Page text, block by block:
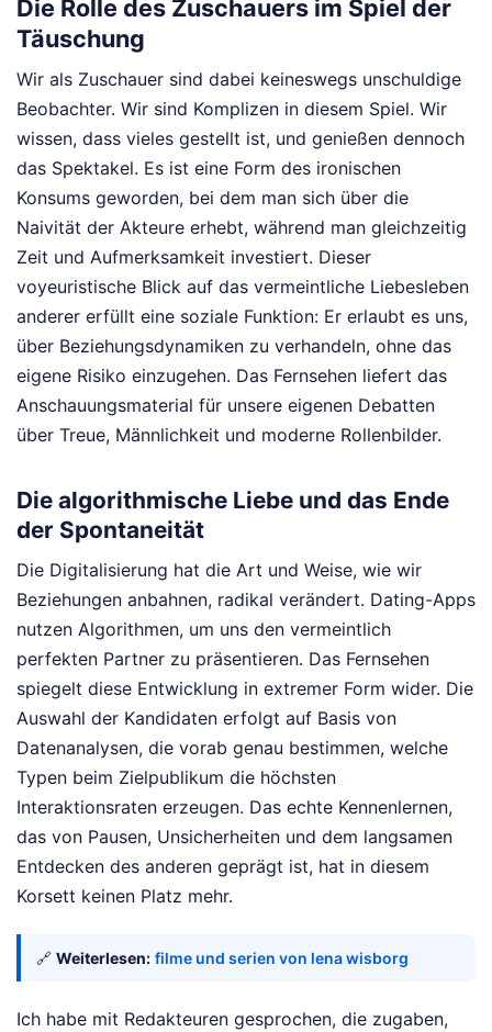
Die Rolle des Zuschauers im Spiel der
Täuschung
Wir als Zuschauer sind dabei keineswegs unschuldige
Beobachter. Wir sind Komplizen in diesem Spiel. Wir
wissen, dass vieles gestellt ist, und genießen dennoch
das Spektakel. Es ist eine Form des ironischen
Konsums geworden, bei dem man sich über die
Naivität der Akteure erhebt, während man gleichzeitig
Zeit und Aufmerksamkeit investiert. Dieser
voyeuristische Blick auf das vermeintliche Liebesleben
anderer erfüllt eine soziale Funktion: Er erlaubt es uns,
über Beziehungsdynamiken zu verhandeln, ohne das
eigene Risiko einzugehen. Das Fernsehen liefert das
Anschauungsmaterial für unsere eigenen Debatten
über Treue, Männlichkeit und moderne Rollenbilder.
Die algorithmische Liebe und das Ende
der Spontaneität
Die Digitalisierung hat die Art und Weise, wie wir
Beziehungen anbahnen, radikal verändert. Dating-Apps
nutzen Algorithmen, um uns den vermeintlich
perfekten Partner zu präsentieren. Das Fernsehen
spiegelt diese Entwicklung in extremer Form wider. Die
Auswahl der Kandidaten erfolgt auf Basis von
Datenanalysen, die vorab genau bestimmen, welche
Typen beim Zielpublikum die höchsten
Interaktionsraten erzeugen. Das echte Kennenlernen,
das von Pausen, Unsicherheiten und dem langsamen
Entdecken des anderen geprägt ist, hat in diesem
Korsett keinen Platz mehr.
🔗 Weiterlesen: filme und serien von lena wisborg
Ich habe mit Redakteuren gesprochen, die zugaben,